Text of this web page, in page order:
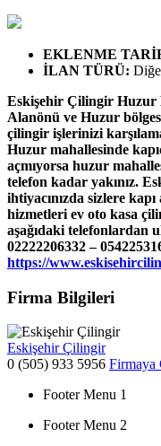
EKLENME
İLAN TÜRÜ:
Eskişehir Çilingir Huzur
Alanönü ve Huzur
çilingir işlerinizi
Huzur mahallesinde
açmıyorsa huzur
telefon kadar yakınız.
ihtiyacınızda sizlere
hizmetleri ev oto kasa
aşağıdaki telefonlardan
02222206332 –
https://
Firma Bilgileri
Eskişehir Çilingir
0 (505) 933 5956 Firmaya
Footer Menu 1
Footer Menu 2